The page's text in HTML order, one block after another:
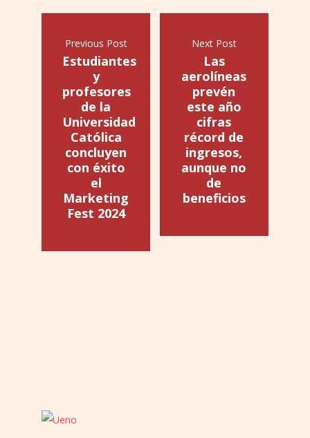
Previous Post
Estudiantes
y
profesores
de la
Universidad
Católica
concluyen
con éxito
el
Marketing
Fest 2024
Next Post
Las
aerolíneas
prevén
este año
cifras
récord de
ingresos,
aunque no
de
beneficios